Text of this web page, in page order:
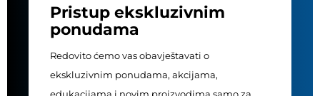
Pristup ekskluzivnim
ponudama
Redovito ćemo vas obavještavati o
ekskluzivnim ponudama, akcijama,